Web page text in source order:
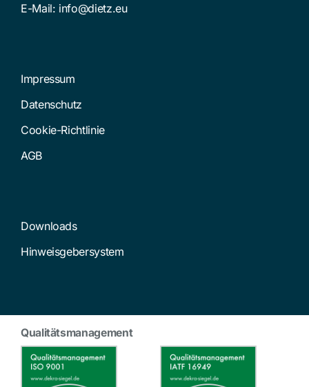
E-Mail: info@dietz.eu
Impressum
Datenschutz
Cookie-Richtlinie
AGB
Downloads
Hinweisgebersystem
Qualitätsmanagement